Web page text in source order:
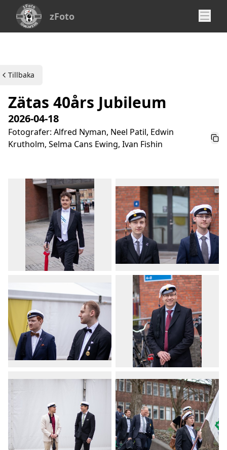
zFoto
Tillbaka
Zätas 40års Jubileum
2026-04-18
Fotografer: Alfred Nyman, Neel Patil, Edwin
Krutholm, Selma Cans Ewing, Ivan Fishin